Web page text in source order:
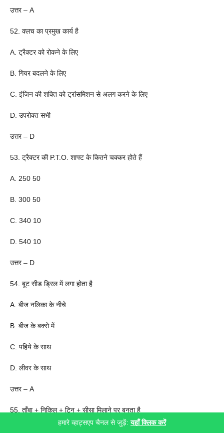
उत्तर – A
52. क्लच का प्रमुख कार्य है
A. ट्रैक्टर को रोकने के लिए
B. गियर बदलने के लिए
C. इंजिन की शक्ति को ट्रांसमिशन से अलग करने के लिए
D. उपरोक्त सभी
उत्तर – D
53. ट्रैक्टर की P.T.O. शाफ्ट के कितने चक्कर होते हैं
A. 250 50
B. 300 50
C. 340 10
D. 540 10
उत्तर – D
54. बूट सीड ड्रिल में लगा होता है
A. बीज नलिका के नीचे
B. बीज के बक्से में
C. पहिये के साथ
D. लीवर के साथ
उत्तर – A
55. ताँबा + निकिल + टिन + सीसा मिलाने पर बनता है
हमारे व्हाट्सएप चैनल से जुड़ें:यहाँ क्लिक करें